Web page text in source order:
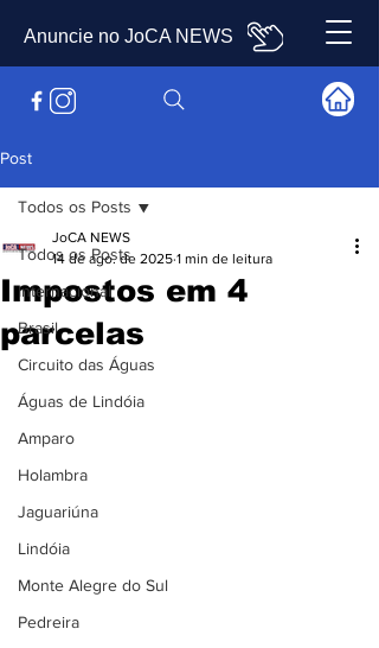
Anuncie no JoCA NEWS
Post
Todos os Posts
Internacional
Brasil
Circuito das Águas
Águas de Lindóia
Amparo
Holambra
Jaguariúna
Lindóia
Monte Alegre do Sul
Pedreira
Todos os Posts
Impostos em 4
parcelas
JoCA NEWS
14 de ago. de 2025 1 min de leitura